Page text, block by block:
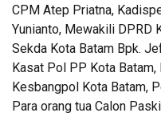
CPM Atep Priatna,
Yunianto, Mewakili DPRD
Sekda Kota Batam Bpk.
Kasat Pol PP Kota
Kesbangpol Kota Batam,
Para orang tua Calon